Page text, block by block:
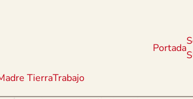
TierraTrabajo
Portada